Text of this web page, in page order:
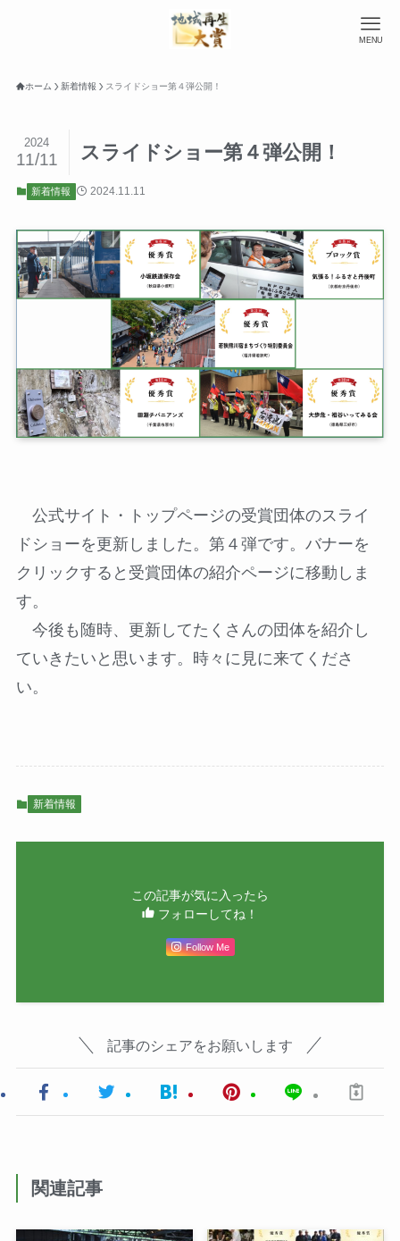
MENU
ホーム 新着情報 スライドショー第４弾公開！
スライドショー第４弾公開！
2024
11/11
新着情報 2024.11.11
公式サイト・トップページの受賞団体のスライ
ドショーを更新しました。第４弾です。バナーを
クリックすると受賞団体の紹介ページに移動しま
す。
今後も随時、更新してたくさんの団体を紹介し
ていきたいと思います。時々に見に来てくださ
い。
新着情報
この記事が気に入ったら
フォローしてね！
Follow Me
記事のシェアをお願いします
関連記事